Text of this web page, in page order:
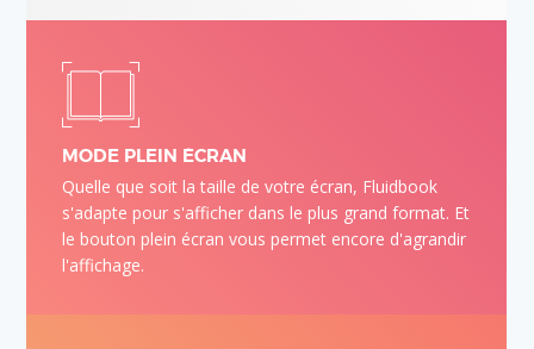
MODE PLEIN ÉCRAN
Quelle que soit la taille de votre écran, Fluidbook
s'adapte pour s'afficher dans le plus grand format. Et
le bouton plein écran vous permet encore d'agrandir
l'affichage.